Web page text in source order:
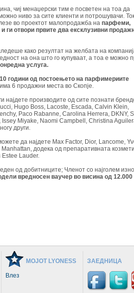
чиј менаџерски тим e посветен на тоа да
ниво за сите клиенти и потрошувачи.
во проектот малопродажба на парфеми,
ги отвори првите два ексклузивни
како резултат на желбата на
на она што го купуваат, а тоа е можно
услуга.
10 години од постоењето на парфимериите
6 продажни места во Скопје.
производите од сите познати
Hugo Boss, Lacoste, Escada, Calvin Klein,
Paco Rabanne, Carolina Herrera, DKNY,
Miyake, Naomi Campbell, Christina
други.
да најдете Max Factor, Dior, Lancome,
додека од препаративната
Estee Lauder.
од добитниците; Членот со најголем
вредносен ваучер во висина од
МОЈОТ LYONESS
Влез
ЗАЕДНИЦА